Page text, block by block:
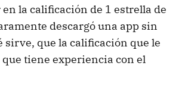
la calificación de 1 estrella de
descargó una app sin
sirve, que la calificación que le
tiene experiencia con el